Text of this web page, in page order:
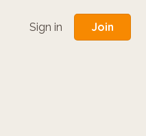
Sign in Join